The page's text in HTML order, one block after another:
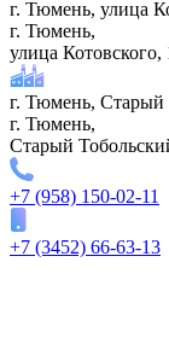
г. Тюмень, улица
г. Тюмень,
улица Котовского,
г. Тюмень, Старый
г. Тюмень,
Старый
+7 (958) 150-02-11
+7 (3452) 66-63-13